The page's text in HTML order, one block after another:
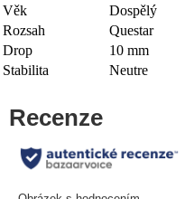
Věk
Dospělý
Rozsah
Questar
Drop
10 mm
Stabilita
Neutre